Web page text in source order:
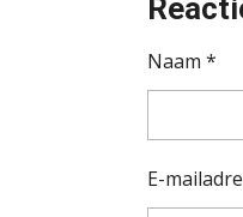
Naam *
E-